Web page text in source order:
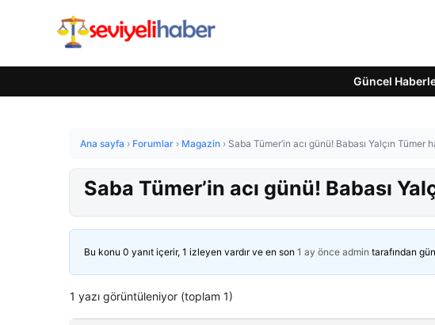
Güncel
Ana sayfa › Forumlar › Magazin › Saba Tümer’in acı günü! Babası Yalçın Tümer
Saba Tümer’in acı günü! Babası
Bu konu 0 yanıt içerir, 1 izleyen vardır ve en son 1 ay önce admin tarafından
1 yazı görüntüleniyor (toplam 1)